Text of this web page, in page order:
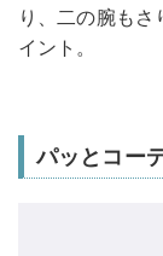
り、二の腕も
イント。
パッとコー